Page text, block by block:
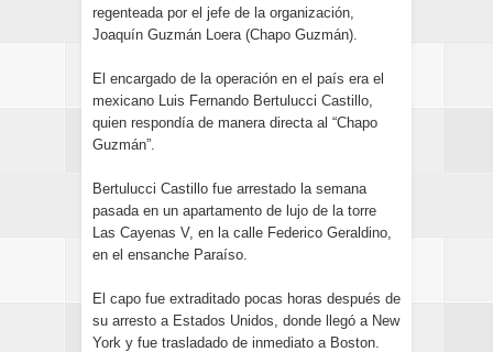
regenteada por el jefe de la organización,
Joaquín Guzmán Loera (Chapo Guzmán).
El encargado de la operación en el país era el
mexicano Luis Fernando Bertulucci Castillo,
quien respondía de manera directa al “Chapo
Guzmán”.
Bertulucci Castillo fue arrestado la semana
pasada en un apartamento de lujo de la torre
Las Cayenas V, en la calle Federico Geraldino,
en el ensanche Paraíso.
El capo fue extraditado pocas horas después de
su arresto a Estados Unidos, donde llegó a New
York y fue trasladado de inmediato a Boston.